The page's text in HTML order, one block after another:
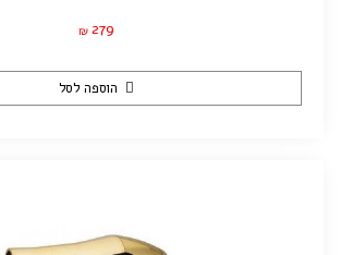
₪ 279
הוספה לסל